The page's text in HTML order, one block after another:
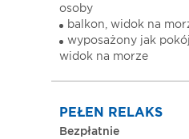
osoby
balkon, widok na
wyposażony jak
widok na morze
PEŁEN RELAKS
Bezpłatnie